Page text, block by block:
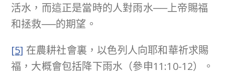
活水，而這正是當時的人對雨水──上帝賜福
和拯救──的期望。
[5] 在農耕社會裏，以色列人向耶和華祈求賜
福，大概會包括降下雨水（參申11:10-12）。